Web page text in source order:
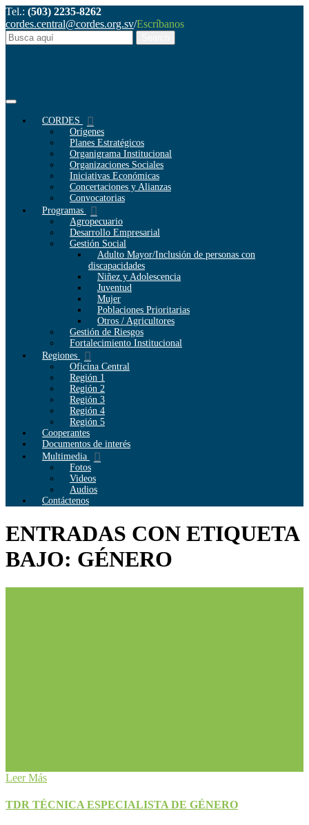
Tel.: (503) 2235-8262
cordes.central@cordes.org.sv/Escríbanos
CORDES
Orígenes
Planes Estratégicos
Organigrama Institucional
Organizaciones Sociales
Iniciativas Económicas
Concertaciones y Alianzas
Convocatorias
Programas
Agropecuario
Desarrollo Empresarial
Gestión Social
Adulto Mayor/Inclusión de personas con
discapacidades
Niñez y Adolescencia
Juventud
Mujer
Poblaciones Prioritarias
Otros / Agricultores
Gestión de Riesgos
Fortalecimiento Institucional
Regiones
Oficina Central
Región 1
Región 2
Región 3
Región 4
Región 5
Cooperantes
Documentos de interés
Multimedia
Fotos
Videos
Audios
Contáctenos
ENTRADAS CON ETIQUETA
BAJO: GÉNERO
Leer Más
TDR TÉCNICA ESPECIALISTA DE GÉNERO